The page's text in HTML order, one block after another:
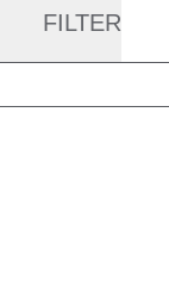
FILTER